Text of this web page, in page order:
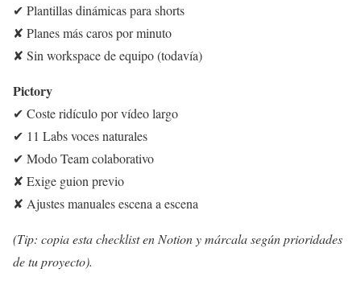
✔ Plantillas dinámicas para shorts
✘ Planes más caros por minuto
✘ Sin workspace de equipo (todavía)
Pictory
✔ Coste ridículo por vídeo largo
✔ 11 Labs voces naturales
✔ Modo Team colaborativo
✘ Exige guion previo
✘ Ajustes manuales escena a escena
(Tip: copia esta checklist en Notion y márcala según prioridades
de tu proyecto).